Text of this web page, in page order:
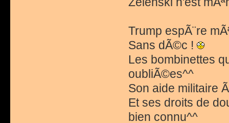
Trump espÃ¨re
Sans dÃ©c !
Les bombinettes
oubliÃ©es^^
Son aide militaire
Et ses droits de
bien connu^^